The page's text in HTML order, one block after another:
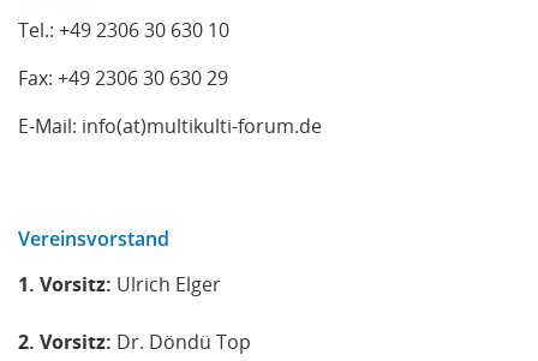
Tel.: +49 2306 30 630 10
Fax: +49 2306 30 630 29
E-Mail: info(at)multikulti-forum.de
Vereinsvorstand
1. Vorsitz: Ulrich Elger
2. Vorsitz: Dr. Döndü Top